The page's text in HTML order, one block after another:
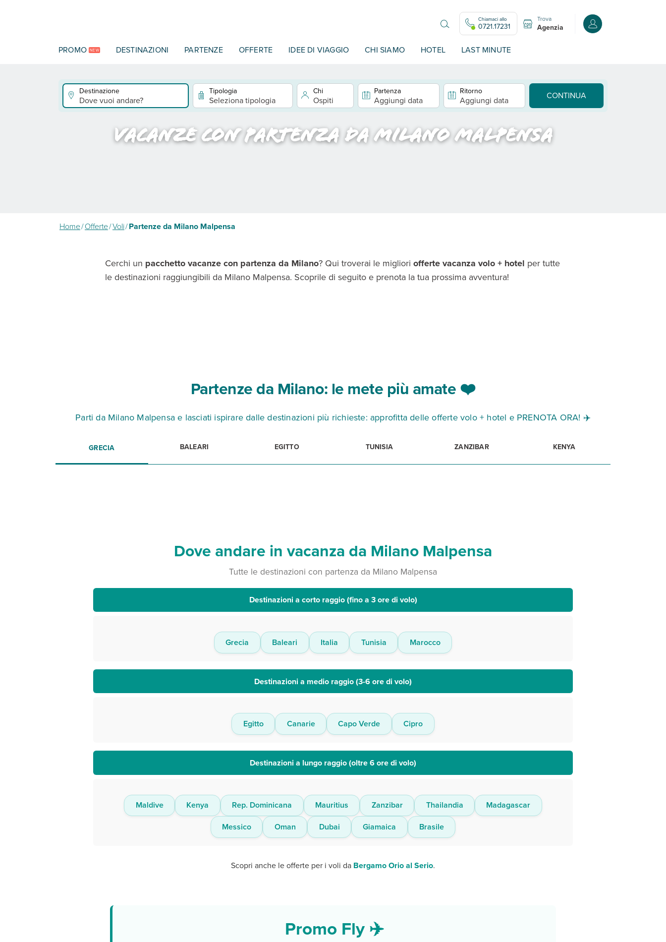
Chiamaci allo
0721.17231
Trova
Agenzia Accedi o registrati
PROMO NEW DESTINAZIONI PARTENZE OFFERTE IDEE DI VIAGGIO CHI SIAMO HOTEL LAST MINUTE
Destinazione
Dove vuoi andare?
Tipologia
Seleziona tipologia
Chi
Ospiti
Partenza
Aggiungi data
Ritorno
Aggiungi data CONTINUA
Vacanze con partenza da Milano Malpensa
Home/Offerte/Voli/Partenze da Milano Malpensa
Cerchi un pacchetto vacanze con partenza da Milano? Qui troverai le migliori offerte vacanza volo + hotel per tutte
le destinazioni raggiungibili da Milano Malpensa. Scoprile di seguito e prenota la tua prossima avventura!
Partenze da Milano: le mete più amate ❤️
Parti da Milano Malpensa e lasciati ispirare dalle destinazioni più richieste: approfitta delle offerte volo + hotel e PRENOTA ORA! ✈️
GRECIA BALEARI EGITTO TUNISIA ZANZIBAR KENYA
Dove andare in vacanza da Milano Malpensa
Tutte le destinazioni con partenza da Milano Malpensa
Destinazioni a corto raggio (fino a 3 ore di volo)
Grecia Baleari Italia Tunisia Marocco
Destinazioni a medio raggio (3-6 ore di volo)
Egitto Canarie Capo Verde Cipro
Destinazioni a lungo raggio (oltre 6 ore di volo)
Maldive Kenya Rep. Dominicana Mauritius Zanzibar Thailandia
Madagascar
Messico
Oman Dubai Giamaica Brasile
Scopri anche le offerte per i voli da Bergamo Orio al Serio.
Promo Fly ✈️